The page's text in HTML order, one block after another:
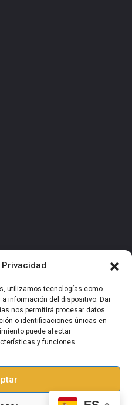
utilizamos tecnologías como
información del dispositivo. Dar
nos permitirá procesar datos
o identificaciones únicas en
puede afectar
y funciones.
– Diseño por